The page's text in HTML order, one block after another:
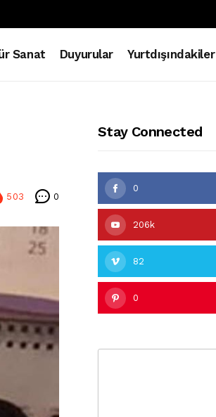
Sanat Duyurular Yurtdışındakiler
503 0
Stay Connected
0
206k
82
0